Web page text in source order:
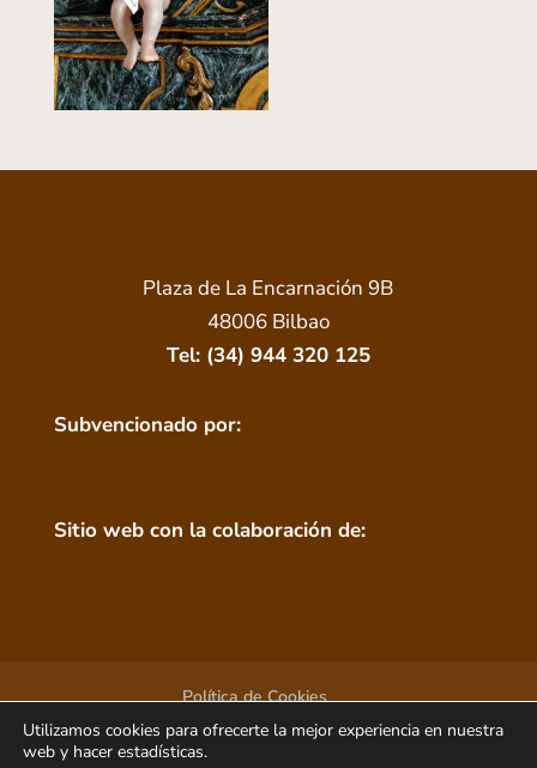
Plaza de La Encarnación 9B
48006 Bilbao
Tel: (34) 944 320 125
Subvencionado por:
Sitio web con la colaboración de:
Política de Cookies
Utilizamos cookies para ofrecerte la mejor experiencia en nuestra
web y hacer estadísticas.